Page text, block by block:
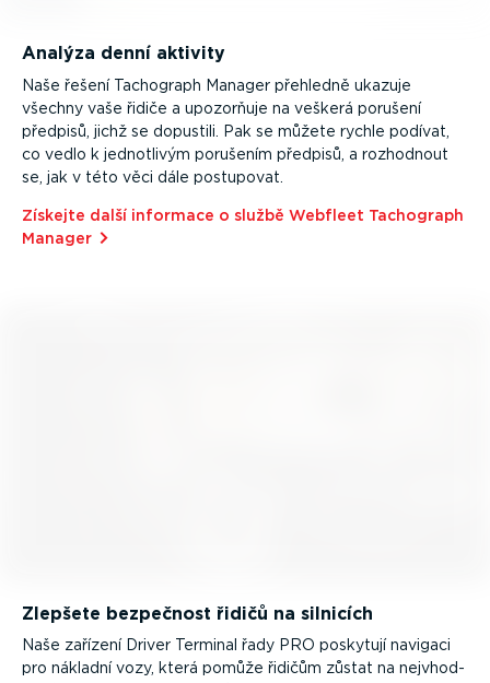
Analýza denní aktivity
Naše řešení Tachograph Manager přehledně ukazuje
všechny vaše řidiče a upozorňuje na veškerá porušení
předpisů, jichž se dopustili. Pak se můžete rychle podívat,
co vedlo k jednotlivým porušením předpisů, a rozhodnout
se, jak v této věci dále postupovat.
Získejte další informace o službě Webfleet Tachograph
Manager
Zlepšete bezpečnost řidičů na silnicích
Naše zařízení Driver Terminal řady PRO poskytují navigaci
pro nákladní vozy, která pomůže řidičům zůstat na nejvhod­